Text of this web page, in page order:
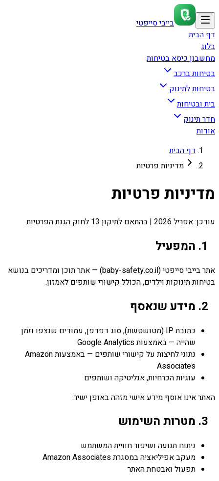
בייבי סייפטי
דף הבית
בלוג
מחשבון כיסא בטיחות
בטיחות ברכב
בטיחות לתינוק
בית ובטיחות
חדר תינוק
אודות
דף הבית
מדיניות פרטיות
מדיניות פרטיות
עודכן: אפריל 2026 | בהתאם לתיקון 13 לחוק הגנת הפרטיות
1. המפעיל
אתר בייבי סייפטי (baby-safety.co.il) — אתר תוכן ומדריכים בנושא
בטיחות תינוקות וילדים, הכולל קישורי שותפים לאמזון.
2. מידע שנאסף
כתובת IP (מטושטשת), סוג דפדפן, עמודים שנצפו וזמן
שהייה — באמצעות Google Analytics
נתוני לחיצות על קישורי שותפים — באמצעות Amazon
Associates
עוגיות הכרחיות, אנליטיקה ושותפים
האתר אינו אוסף מידע אישי מזהה באופן ישיר.
3. מטרות השימוש
ניתוח תנועה ושיפור חוויית המשתמש
מעקב אפיליאציה במסגרת Amazon Associates
תפעול ואבטחת האתר